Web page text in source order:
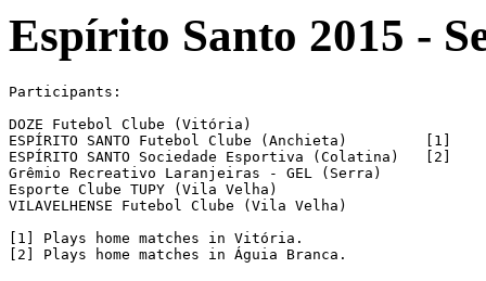
Espírito Santo 2015 -
Participants:
DOZE Futebol Clube (Vitória)
ESPÍRITO SANTO Futebol Clube (Anchieta)		[1]
ESPÍRITO SANTO Sociedade Esportiva (Colatina)	[2]
Grêmio Recreativo Laranjeiras - GEL (Serra)
Esporte Clube TUPY (Vila Velha)
VILAVELHENSE Futebol Clube (Vila Velha)
[1] Plays home matches in Vitória.
[2] Plays home matches in Águia Branca.